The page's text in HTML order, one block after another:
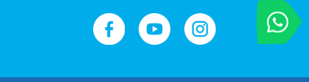
VOCÊ
Entre em